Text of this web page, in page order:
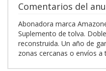
Comentarios del
Abonadora marca
Suplemento de tolva.
reconstruida. Un año de
zonas cercanas o envíos a